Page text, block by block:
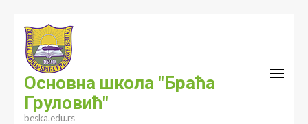
content
(Press
Enter)
Основна школа "Браћа
Груловић"
beska.edu.rs